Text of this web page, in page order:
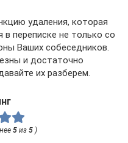
удаления, которая
переписке не только со
Ваших собеседников.
и достаточно
их разберем.
5из 5)